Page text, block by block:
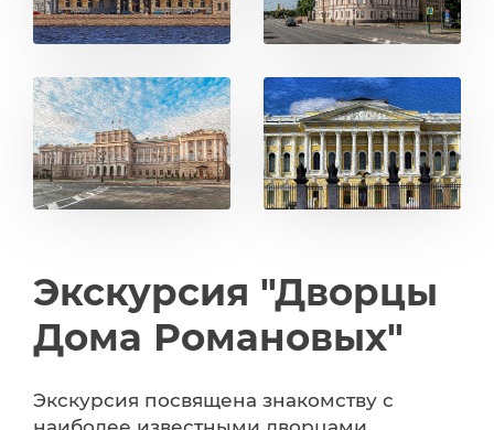
Экскурсия "Дворцы
Дома Романовых"
Экскурсия посвящена знакомству с